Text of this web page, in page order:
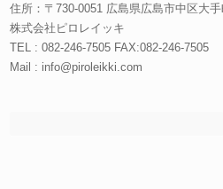
住所：〒730-0051 広島県広島市中区大
株式会社ピロレイッキ
TEL : 082-246-7505 FAX:082-246-7505
Mail : info@piroleikki.com